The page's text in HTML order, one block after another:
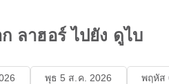
ลาฮอร์ ไปยัง ดูไบ
พุธ 5 ส.ค. 2026 พฤหัส